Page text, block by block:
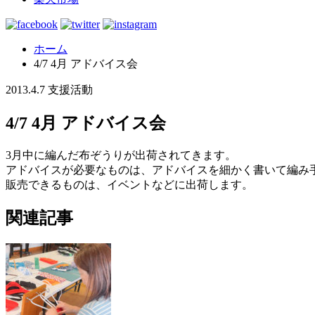
ホーム
4/7 4月 アドバイス会
2013.4.7 支援活動
4/7 4月 アドバイス会
3月中に編んだ布ぞうりが出荷されてきます。
アドバイスが必要なものは、アドバイスを細かく書いて編み
販売できるものは、イベントなどに出荷します。
関連記事